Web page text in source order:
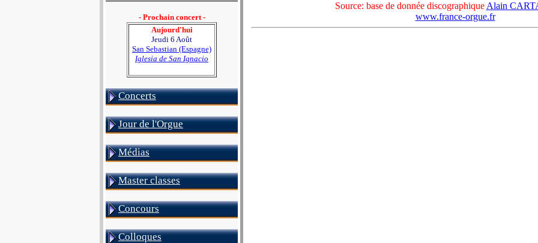
- Prochain concert -
Aujourd'hui
Jeudi 6 Août
San Sebastian (Espagne)
Iglesia de San Ignacio
Concerts
Jour de l'Orgue
Médias
Master classes
Concours
Colloques
Source: base de donnée discographique Alain
www.france-orgue.fr